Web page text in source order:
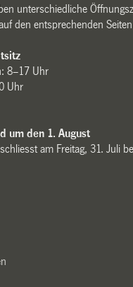
unterschiedliche
den entsprechenden
8–17 Uhr
Uhr
um den 1. August
am Freitag, 31. Juli